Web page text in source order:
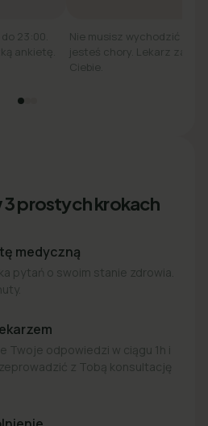
23:00.
ankietę.
Nie musisz wychodzić z
jesteś chory. Lekarz
Ciebie.
3 prostych krokach
medyczną
pytań o swoim stanie zdrowia.
Twoje odpowiedzi w ciągu 1h i
z Tobą konsultację